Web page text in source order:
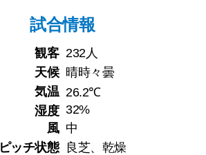
試合情報
観客 232人
天候 晴時々曇
気温 26.2℃
湿度 32%
風 中
ピッチ状態
良芝、乾燥